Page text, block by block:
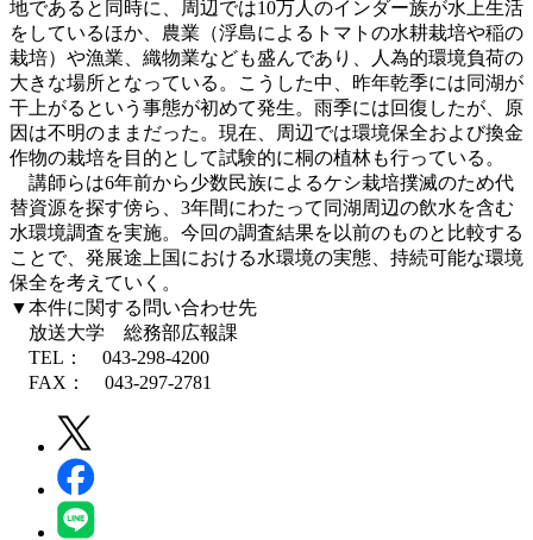
地であると同時に、周辺では10万人のインダー族が水上生活
をしているほか、農業（浮島によるトマトの水耕栽培や稲の
栽培）や漁業、織物業なども盛んであり、人為的環境負荷の
大きな場所となっている。こうした中、昨年乾季には同湖が
干上がるという事態が初めて発生。雨季には回復したが、原
因は不明のままだった。現在、周辺では環境保全および換金
作物の栽培を目的として試験的に桐の植林も行っている。
講師らは6年前から少数民族によるケシ栽培撲滅のため代
替資源を探す傍ら、3年間にわたって同湖周辺の飲水を含む
水環境調査を実施。今回の調査結果を以前のものと比較する
ことで、発展途上国における水環境の実態、持続可能な環境
保全を考えていく。
▼本件に関する問い合わせ先
放送大学 総務部広報課
TEL： 043-298-4200
FAX： 043-297-2781